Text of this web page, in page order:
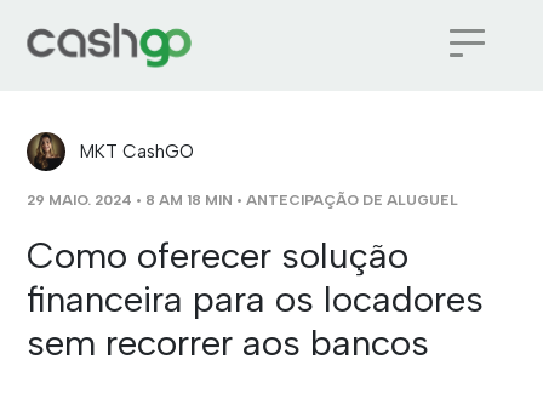
MKT CashGO
29 MAIO. 2024 • 8 AM 18 MIN • ANTECIPAÇÃO DE ALUGUEL
Como oferecer solução
financeira para os locadores
sem recorrer aos bancos